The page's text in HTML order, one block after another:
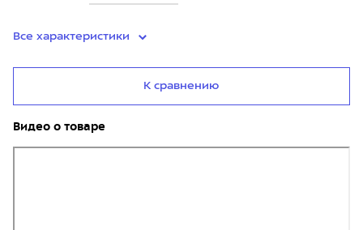
Все характеристики
К сравнению
Видео о товаре